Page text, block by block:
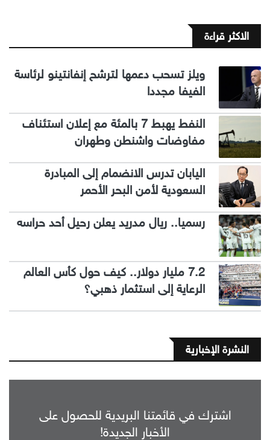
الاكثر قراءة
ويلز تسحب دعمها لترشح إنفانتينو لرئاسة
الفيفا مجددا
النفط يهبط 7 بالمئة مع إعلان استئناف
مفاوضات واشنطن وطهران
اليابان تدرس الانضمام إلى المبادرة
السعودية لأمن البحر الأحمر
رسميا.. ريال مدريد يعلن رحيل أحد حراسه
7.2 مليار دولار.. كيف حول كأس العالم
الرعاية إلى استثمار ذهبي؟
النشرة الإخبارية
اشترك في قائمتنا البريدية للحصول على
الأخبار الجديدة!